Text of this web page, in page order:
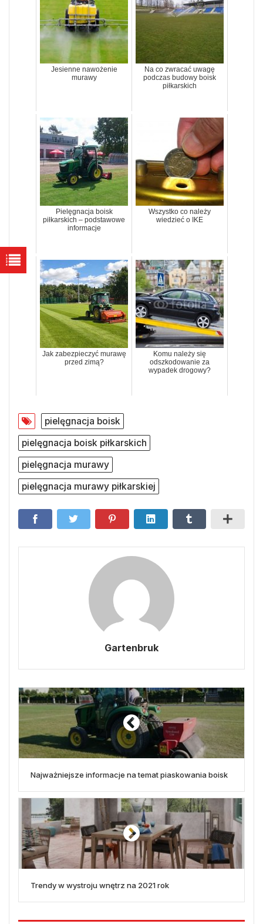
Jesienne nawożenie
murawy
Na co zwracać uwagę
podczas budowy boisk
piłkarskich
Pielęgnacja boisk
piłkarskich – podstawowe
informacje
Wszystko co należy
wiedzieć o IKE
Jak zabezpieczyć murawę
przed zimą?
Komu należy się
odszkodowanie za
wypadek drogowy?
pielęgnacja boisk
pielęgnacja boisk piłkarskich
pielęgnacja murawy
pielęgnacja murawy piłkarskiej
Gartenbruk
Najważniejsze informacje na temat piaskowania boisk
Trendy w wystroju wnętrz na 2021 rok